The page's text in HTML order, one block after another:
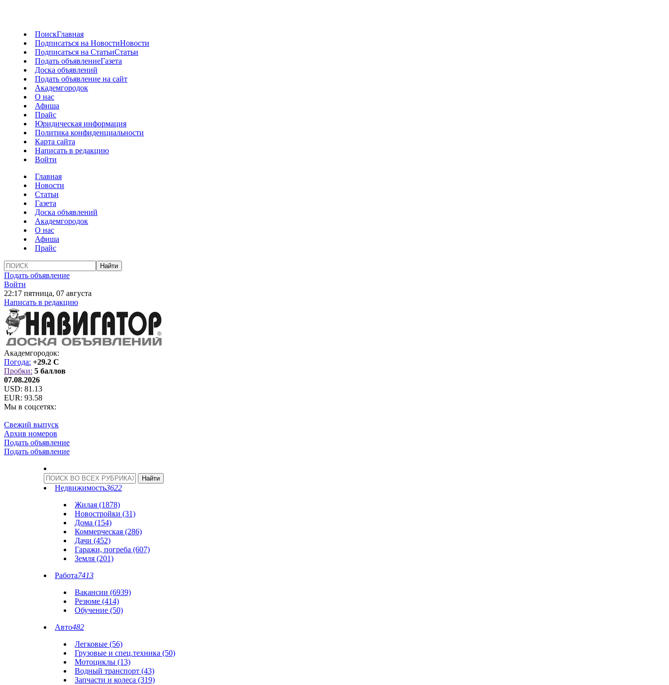
ПоискГлавная
Подписаться на НовостиНовости
Подписаться на СтатьиСтатьи
Подать объявлениеГазета
Доска объявлений
Подать объявление на сайт
Академгородок
О нас
Афиша
Прайс
Юридическая информация
Политика конфиденциальности
Карта сайта
Написать в редакцию
Войти
Главная
Новости
Статьи
Газета
Доска объявлений
Академгородок
О нас
Афиша
Прайс
Подать объявление
Войти
22:17 пятница, 07 августа
Написать в редакцию
Академгородок:
Погода: +29.2 C
Пробки: 5 баллов
07.08.2026
USD: 81.13
EUR: 93.58
Мы в соцсетях:
Свежий выпуск
Архив номеров
Подать объявление
Подать объявление
Недвижимость3622
Жилая (1878)
Новостройки (31)
Дома (154)
Коммерческая (286)
Дачи (452)
Гаражи, погреба (607)
Земля (201)
Работа7413
Вакансии (6939)
Резюме (414)
Обучение (50)
Авто482
Легковые (56)
Грузовые и спец.техника (50)
Мотоциклы (13)
Водный транспорт (43)
Запчасти и колеса (319)